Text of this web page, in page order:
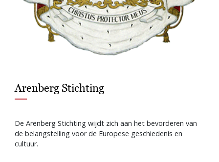
Arenberg Stichting
De Arenberg Stichting wijdt zich aan het bevorderen van
de belangstelling voor de Europese geschiedenis en
cultuur.